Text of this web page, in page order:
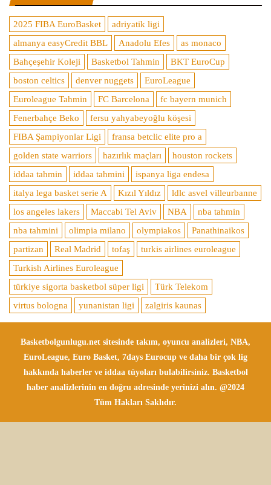
2025 FIBA EuroBasket
adriyatik ligi
almanya easyCredit BBL
Anadolu Efes
as monaco
Bahçeşehir Koleji
Basketbol Tahmin
BKT EuroCup
boston celtics
denver nuggets
EuroLeague
Euroleague Tahmin
FC Barcelona
fc bayern munich
Fenerbahçe Beko
fersu yahyabeyoğlu köşesi
FIBA Şampiyonlar Ligi
fransa betclic elite pro a
golden state warriors
hazırlık maçları
houston rockets
iddaa tahmin
iddaa tahmini
ispanya liga endesa
italya lega basket serie A
Kızıl Yıldız
ldlc asvel villeurbanne
los angeles lakers
Maccabi Tel Aviv NBA
nba tahmin
nba tahmini
olimpia milano olympiakos
Panathinaikos
partizan
Real Madrid tofaş
turkis airlines euroleague
Turkish Airlines Euroleague
türkiye sigorta basketbol süper ligi
Türk Telekom
virtus bologna
yunanistan ligi zalgiris kaunas
Basketbolgunlugu.net sitesinde takım, oyuncu analizleri, NBA,
EuroLeague, Euro Basket, 7days Eurocup ve daha bir çok lig
hakkında haberler ve iddaa tüyoları bulabilirsiniz. Basketbol
haber analizlerinin en doğru adresinde yerinizi alın. @2024
Tüm Hakları Saklıdır.